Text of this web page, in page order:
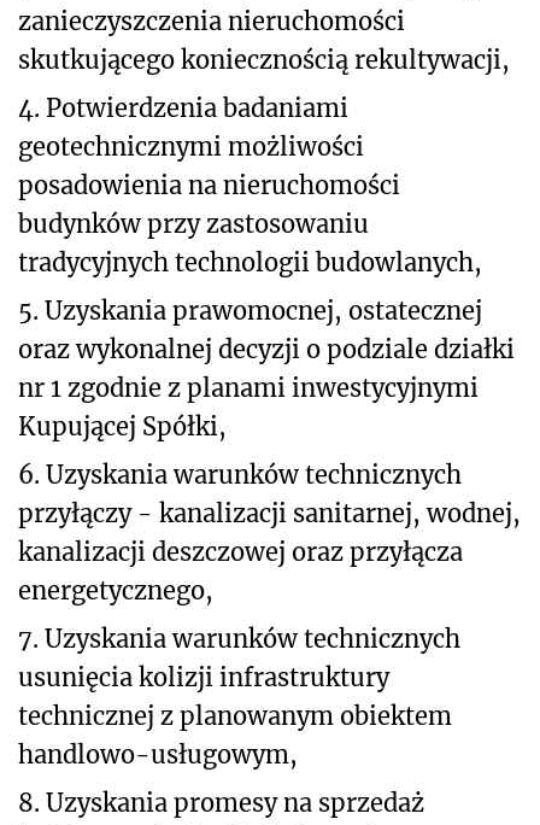
zanieczyszczenia nieruchomości
skutkującego koniecznością rekultywacji,
4. Potwierdzenia badaniami
geotechnicznymi możliwości
posadowienia na nieruchomości
budynków przy zastosowaniu
tradycyjnych technologii budowlanych,
5. Uzyskania prawomocnej, ostatecznej
oraz wykonalnej decyzji o podziale działki
nr 1 zgodnie z planami inwestycyjnymi
Kupującej Spółki,
6. Uzyskania warunków technicznych
przyłączy - kanalizacji sanitarnej, wodnej,
kanalizacji deszczowej oraz przyłącza
energetycznego,
7. Uzyskania warunków technicznych
usunięcia kolizji infrastruktury
technicznej z planowanym obiektem
handlowo-usługowym,
8. Uzyskania promesy na sprzedaż